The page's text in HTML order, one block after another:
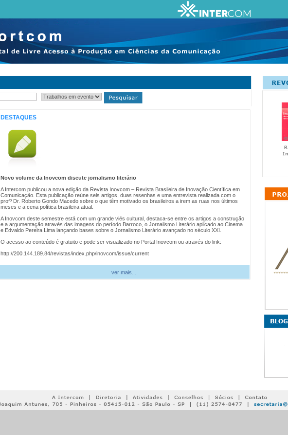
DESTAQUES
Novo volume da Inovcom discute jornalismo literário
A Intercom publicou a nova edição da Revista Inovcom – Revista Brasileira de Inovação Científica em
Comunicação. Esta publicação reúne seis artigos, duas resenhas e uma entrevista realizada com o
profº Dr. Roberto Gondo Macedo sobre o que têm motivado os brasileiros a irem as ruas nos últimos
meses e a cena política brasileira atual.
A Inovcom deste semestre está com um grande viés cultural, destaca-se entre os artigos a construção
e a argumentação através das imagens do período Barroco, o Jornalismo Literário aplicado ao Cinema
e Edvaldo Pereira Lima lançando bases sobre o Jornalismo Literário avançado no século XXI.
O acesso ao conteúdo é gratuito e pode ser visualizado no Portal Inovcom ou através do link:
http://200.144.189.84/revistas/index.php/inovcom/issue/current
ver mais...